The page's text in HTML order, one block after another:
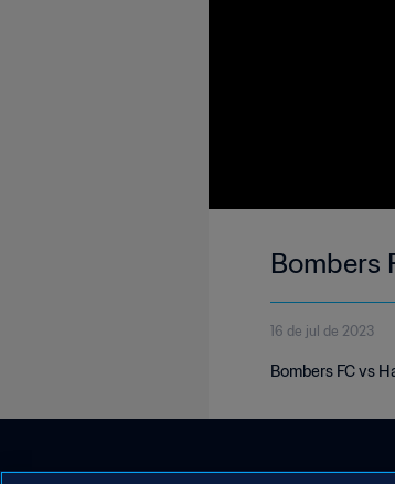
Bombers
16 de jul de 2023
Bombers FC vs